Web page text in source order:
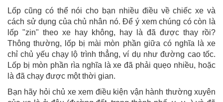
Lốp cũng có thể nói cho bạn nhiều điều về chiếc xe và
cách sử dụng của chủ nhân nó. Để ý xem chúng có còn là
lốp "zin" theo xe hay không, hay là đã được thay rồi?
Thông thường, lốp bị mài mòn phần giữa có nghĩa là xe
chỉ chủ yếu chạy lộ trình thẳng, ví dụ như đường cao tốc.
Lốp bị mòn phần rìa nghĩa là xe đã phải quẹo nhiều, hoặc
là đã chạy được một thời gian.
Bạn hãy hỏi chủ xe xem điều kiện vận hành thường xuyên